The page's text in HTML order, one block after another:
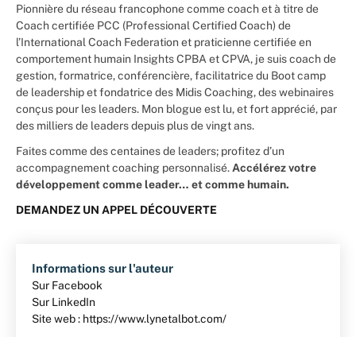
Pionnière du réseau francophone comme coach et à titre de
Coach certifiée PCC (Professional Certified Coach) de
l’International Coach Federation et praticienne certifiée en
comportement humain Insights CPBA et CPVA, je suis coach de
gestion, formatrice, conférencière, facilitatrice du Boot camp
de leadership et fondatrice des Midis Coaching, des webinaires
conçus pour les leaders. Mon blogue est lu, et fort apprécié, par
des milliers de leaders depuis plus de vingt ans.
Faites comme des centaines de leaders; profitez d’un
accompagnement coaching personnalisé. Accélérez votre
développement comme leader… et comme humain.
DEMANDEZ UN APPEL DÉCOUVERTE
Informations sur l'auteur
Sur Facebook
Sur LinkedIn
Site web : https://www.lynetalbot.com/